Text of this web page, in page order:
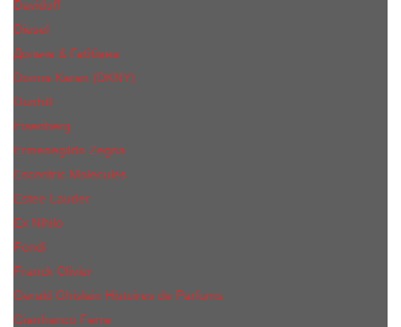
Davidoff
Diesel
Дольче & Габбана
Donna Karan (DKNY)
Dunhill
Eisenberg
Ermenegildo Zegna
Escentric Molecules
Еsteе Lаudеr
Ex Nihilo
Fendi
Franck Olivier
Gerald Ghislain Histoires de Parfums
Gianfranco Ferre